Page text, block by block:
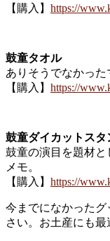
【購入】 https://
鼓童タオル
ありそうでなかった
【購入】 https://
鼓童ダイカットスタ
鼓童の演目を題材
メモ。
【購入】 https://
今までになかった
さい。お土産にも最